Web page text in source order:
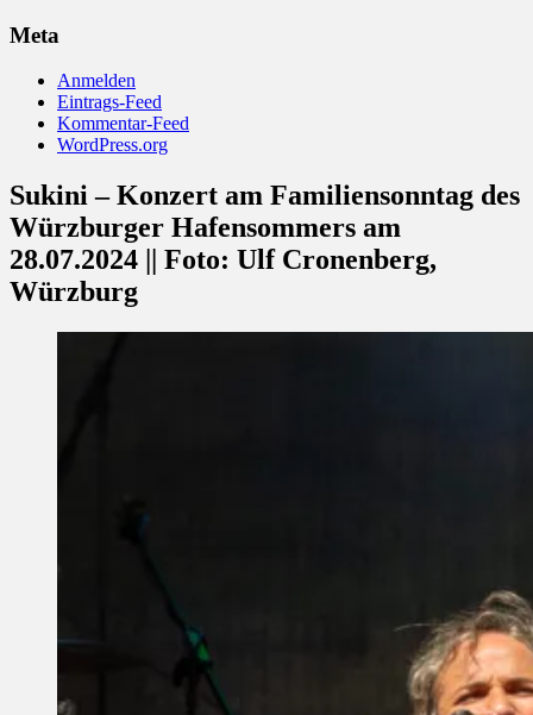
Meta
Anmelden
Eintrags-Feed
Kommentar-Feed
WordPress.org
Sukini – Konzert am Familiensonntag des
Würzburger Hafensommers am
28.07.2024 || Foto: Ulf Cronenberg,
Würzburg